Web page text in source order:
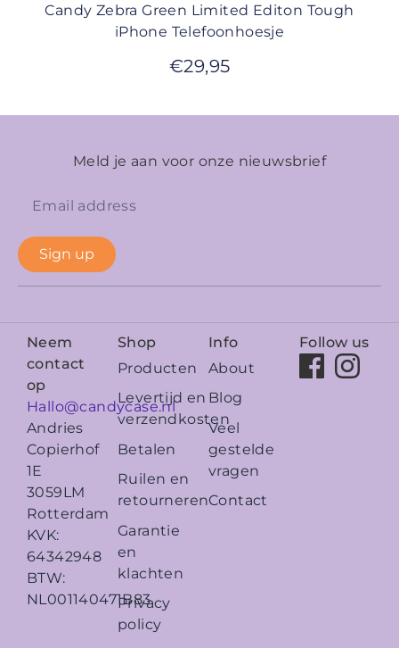
Candy Zebra Green Limited Editon Tough
iPhone Telefoonhoesje
€29,95
Meld je aan voor onze nieuwsbrief
Sign up
Neem
contact
op
Hallo@candycase.nl
Andries
Copierhof
1E
3059LM
Rotterdam
KVK:
64342948
BTW:
NL001140471B83
Shop
Producten
Levertijd en
verzendkosten
Betalen
Ruilen en
retourneren
Garantie
en
klachten
Privacy
policy
Info
About
Blog
Veel
gestelde
vragen
Contact
Follow us